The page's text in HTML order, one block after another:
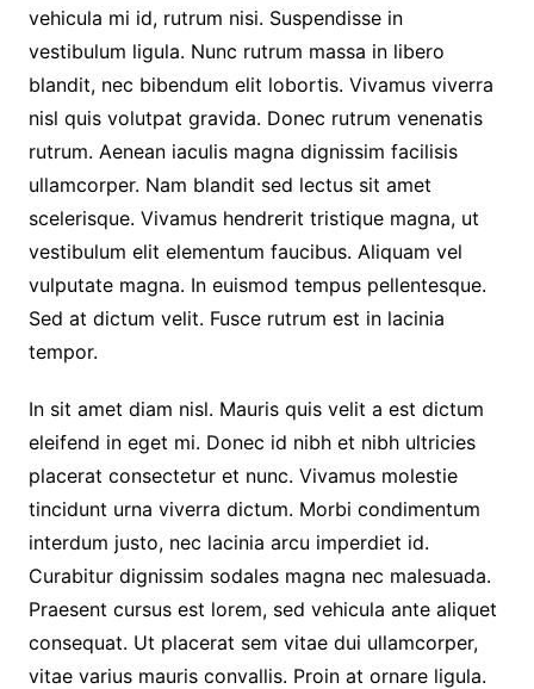
vehicula mi id, rutrum nisi. Suspendisse in
vestibulum ligula. Nunc rutrum massa in libero
blandit, nec bibendum elit lobortis. Vivamus viverra
nisl quis volutpat gravida. Donec rutrum venenatis
rutrum. Aenean iaculis magna dignissim facilisis
ullamcorper. Nam blandit sed lectus sit amet
scelerisque. Vivamus hendrerit tristique magna, ut
vestibulum elit elementum faucibus. Aliquam vel
vulputate magna. In euismod tempus pellentesque.
Sed at dictum velit. Fusce rutrum est in lacinia
tempor.
In sit amet diam nisl. Mauris quis velit a est dictum
eleifend in eget mi. Donec id nibh et nibh ultricies
placerat consectetur et nunc. Vivamus molestie
tincidunt urna viverra dictum. Morbi condimentum
interdum justo, nec lacinia arcu imperdiet id.
Curabitur dignissim sodales magna nec malesuada.
Praesent cursus est lorem, sed vehicula ante aliquet
consequat. Ut placerat sem vitae dui ullamcorper,
vitae varius mauris convallis. Proin at ornare ligula.